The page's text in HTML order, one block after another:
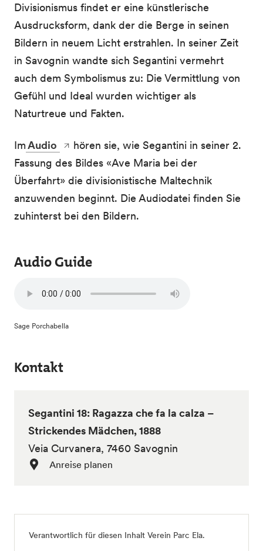
Divisionismus findet er eine künstlerische
Ausdrucksform, dank der die Berge in seinen
Bildern in neuem Licht erstrahlen. In seiner Zeit
in Savognin wandte sich Segantini vermehrt
auch dem Symbolismus zu: Die Vermittlung von
Gefühl und Ideal wurden wichtiger als
Naturtreue und Fakten.
ImAudio
hören sie, wie Segantini in seiner 2.
Fassung des Bildes «Ave Maria bei der
Überfahrt» die divisionistische Maltechnik
anzuwenden beginnt. Die Audiodatei finden Sie
zuhinterst bei den Bildern.
Audio Guide
Sage Porchabella
Kontakt
Segantini 18: Ragazza che fa la calza –
Strickendes Mädchen, 1888
Veia Curvanera, 7460 Savognin
Anreise planen
Verantwortlich für diesen Inhalt Verein Parc Ela.